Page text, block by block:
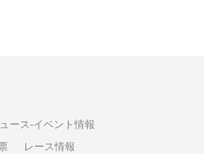
ース-イベント情報
レース情報